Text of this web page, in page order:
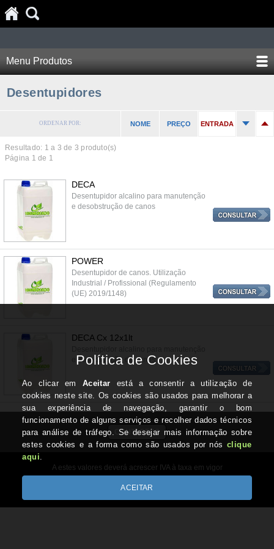
Menu Produtos
Desentupidores
ORDENAR POR: NOME PREÇO ENTRADA
Resultado: 1 a 3 de 3 produto(s)
Página 1 de 1
DECA
Desentupidor alcalino para manutenção
e desobstrução de canos
POWER
Desentupidor de canos. Utilização
Industrial / Profissional (Regulamento
(UE) 2019/1148)
DECA Cx 12x1lt
e desobstrução de canos
CONTACTOS
A estes valores deverá acrescer IVA à taxa em vigor
Desenvolvido por Optimeios